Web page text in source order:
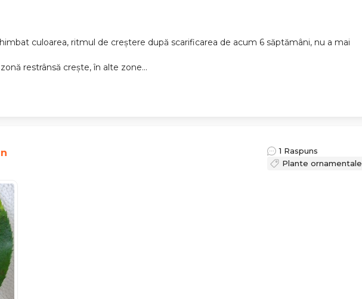
culoarea, ritmul de creștere după scarificarea de acum 6 săptămâni, nu a mai
restrânsă crește, în alte zone...
1 Raspuns
Plante ornamentale